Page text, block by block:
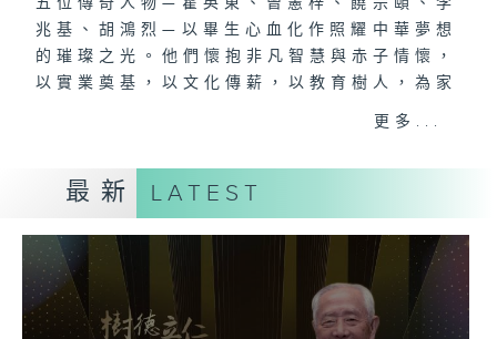
兆基、胡鴻烈—以畢生心血化作照耀中華夢想
的璀璨之光。他們懷抱非凡智慧與赤子情懷，
以實業奠基，以文化傳薪，以教育樹人，為家
國立心。本節目將細述他們如何一生堅守信
們如何讓中華文明的薪火綿延不息，書寫壯麗
的篇章。
更多...
最新 LATEST